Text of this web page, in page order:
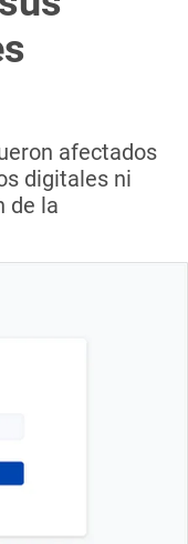
afectados
digitales ni
de la